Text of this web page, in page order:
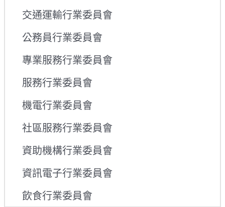
交通運輸行業委員會
公務員行業委員會
專業服務行業委員會
服務行業委員會
機電行業委員會
社區服務行業委員會
資助機構行業委員會
資訊電子行業委員會
飲食行業委員會